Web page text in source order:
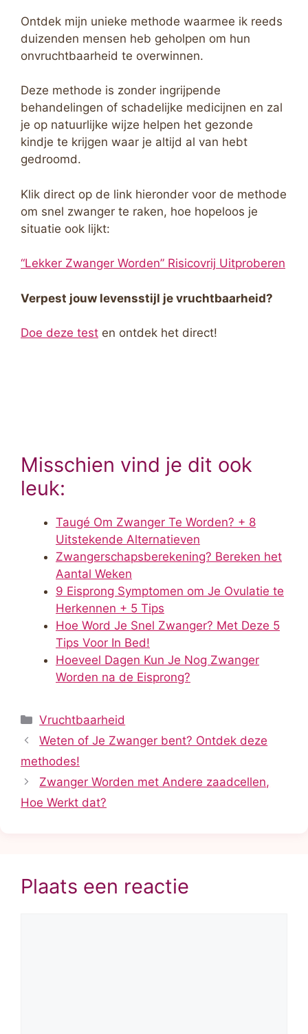
Ontdek mijn unieke methode waarmee ik reeds
duizenden mensen heb geholpen om hun
onvruchtbaarheid te overwinnen.
Deze methode is zonder ingrijpende
behandelingen of schadelijke medicijnen en zal
je op natuurlijke wijze helpen het gezonde
kindje te krijgen waar je altijd al van hebt
gedroomd.
Klik direct op de link hieronder voor de methode
om snel zwanger te raken, hoe hopeloos je
situatie ook lijkt:
“Lekker Zwanger Worden” Risicovrij Uitproberen
Verpest jouw levensstijl je vruchtbaarheid?
Doe deze test en ontdek het direct!
Misschien vind je dit ook
leuk:
Taugé Om Zwanger Te Worden? + 8
Uitstekende Alternatieven
Zwangerschapsberekening? Bereken het
Aantal Weken
9 Eisprong Symptomen om Je Ovulatie te
Herkennen + 5 Tips
Hoe Word Je Snel Zwanger? Met Deze 5
Tips Voor In Bed!
Hoeveel Dagen Kun Je Nog Zwanger
Worden na de Eisprong?
Categorieën
Vruchtbaarheid
Weten of Je Zwanger bent? Ontdek deze
methodes!
Zwanger Worden met Andere zaadcellen,
Hoe Werkt dat?
Plaats een reactie